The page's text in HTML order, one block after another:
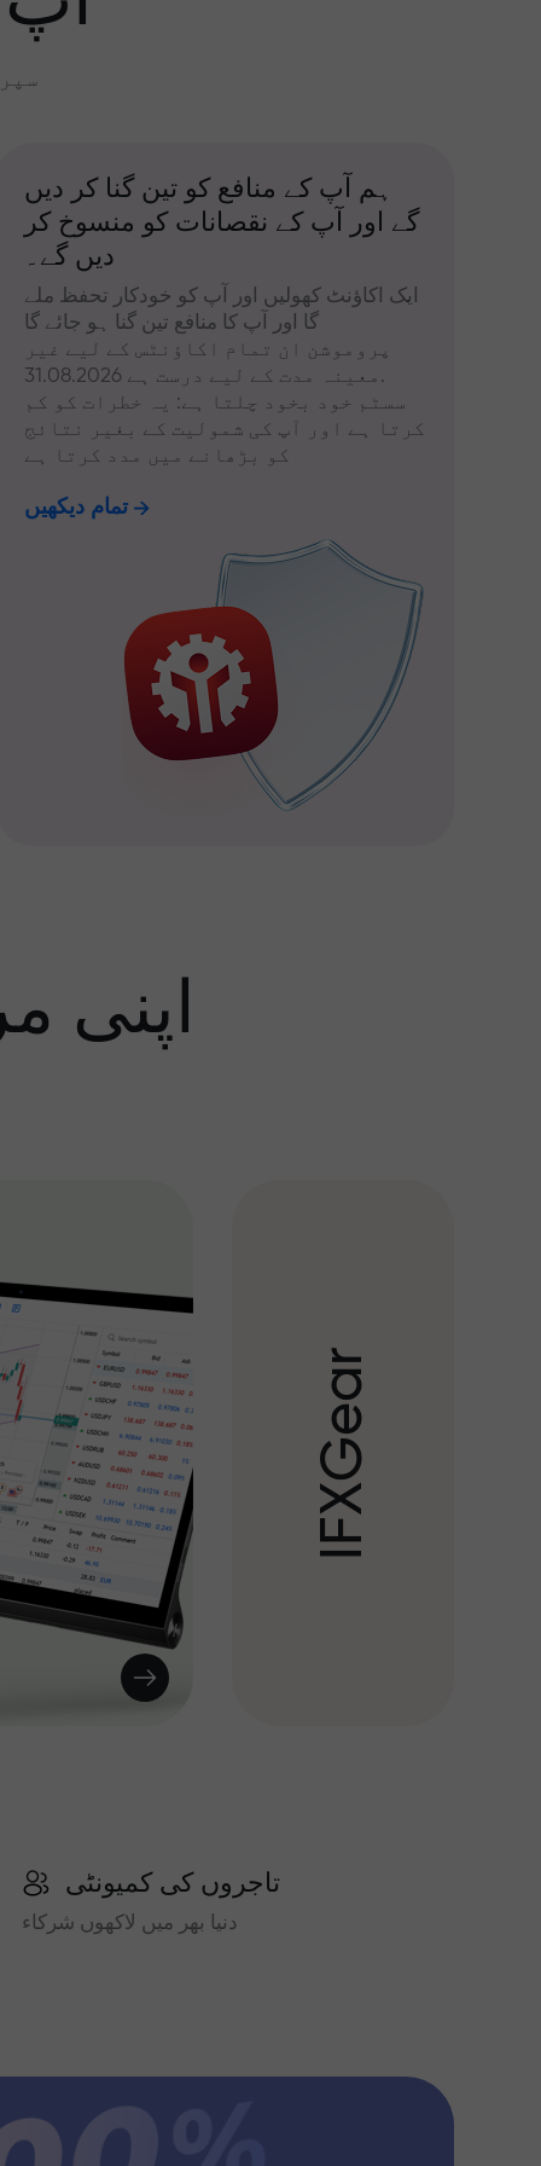
ہم آپ کے منافع کو تین گنا کر دیں
گے اور آپ کے نقصانات کو منسوخ کر
دیں گے۔
ایک اکاؤنٹ کھولیں اور آپ کو خودکار تحفظ ملے
گا اور آپ کا منافع تین گنا ہو جائے گا
پروموشن ان تمام اکاؤنٹس کے لیے غیر
معینہ مدت کے لیے درست ہے 31.08.2026.
سسٹم خود بخود چلتا ہے: یہ خطرات کو کم
کرتا ہے اور آپ کی شمولیت کے بغیر نتائج
کو بڑھانے میں مدد کرتا ہے
تمام دیکھیں
اپنی
I
F
X
G
e
a
r
تاجروں کی کمیونٹی
دنیا بھر میں لاکھوں شرکاء